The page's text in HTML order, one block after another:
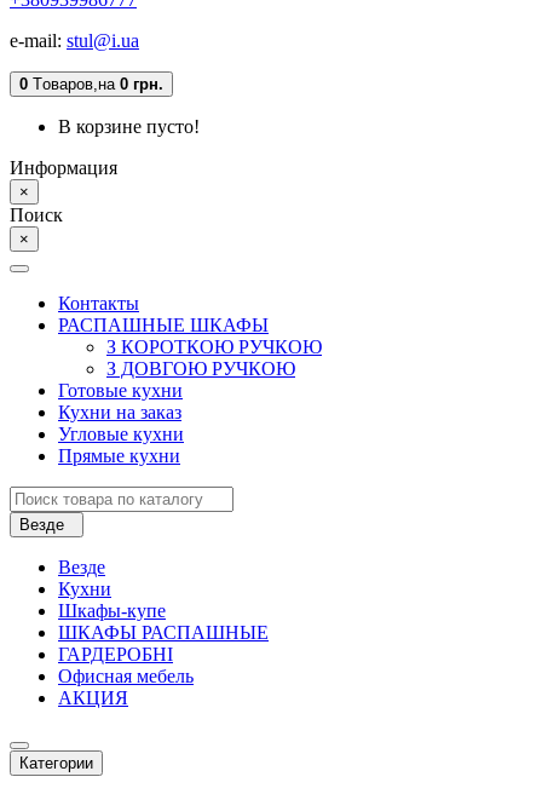
e-mail: stul@i.ua
0 Tоваров,на 0 грн.
В корзине пусто!
Информация
×
Поиск
×
Контакты
РАСПАШНЫЕ ШКАФЫ
З КОРОТКОЮ РУЧКОЮ
З ДОВГОЮ РУЧКОЮ
Готовые кухни
Кухни на заказ
Угловые кухни
Прямые кухни
Везде
Везде
Кухни
Шкафы-купе
ШКАФЫ РАСПАШНЫЕ
ГАРДЕРОБНІ
Офисная мебель
АКЦИЯ
Категории